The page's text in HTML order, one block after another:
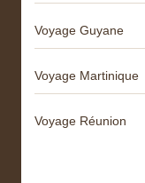
Voyage Guyane
Voyage Martinique
Voyage Réunion